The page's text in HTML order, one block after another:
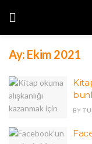
Ay: Ekim 2021
BY